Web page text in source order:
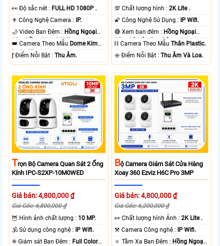
️👀 Độ sắc nét : FULL HD 1080P .
⚜️ Công Nghệ Camera : IP.
🌙 Video Ban Đêm : Hồng Ngoại
10m Hồng Ngoại SMD.
👑 Camera Theo Mẫu Dome Kim
loại + Nhựa.
️ƒ Điểm Nỗi Bật :Thu Âm.
💯 Chất lượng hình :2K Lite .
🌠 Công Nghệ Sử Dụng : IP Wifi.
🔴 Xem ban đêm : Hồng Ngoại
15m Có Màu Ban Ðêm.
⛓ Camera Theo MẫuThân Plastic.
️☣️ Điểm Nỗi Bật :Thu Âm Và Loa.
TRọn Bộ Camera Quan Sát 2 Ống
Kính IPC-S2XP-10M0WED
Giá bán: 4,800,000 ₫
Giá Gốc: 6,800,000 ₫
🦉 Hình ảnh chất lượng : 10 MP.
🕉️ Sử dụng công nghệ :
IP Wifi.
❈ Giám sát Ban Đêm : Full Color
BỘ Camera Giám Sát Cửa Hàng
Xoay 360 Ezviz H6C Pro 3MP
Giá bán: 4,800,000 ₫
Giá Gốc: 6,200,000 ₫
️👀 Chất lượng hình Ảnh :2K Lite .
⚒ Camera Công nghệ :
IP Wifi.
🔅 Tầm Xa Ban Đêm : Hồng Ngoại